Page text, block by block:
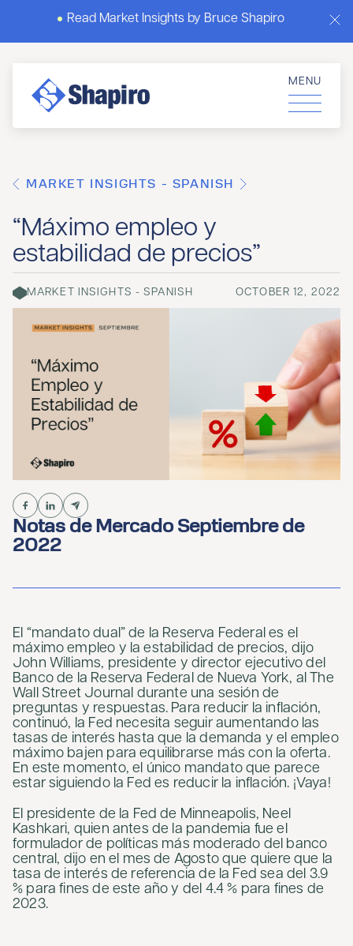
Read Market Insights by Bruce Shapiro
MENU
MARKET INSIGHTS - SPANISH
“Máximo empleo y
estabilidad de precios”
MARKET INSIGHTS - SPANISH OCTOBER 12, 2022
Notas de Mercado Septiembre de
2022
El “mandato dual” de la Reserva Federal es el
máximo empleo y la estabilidad de precios, dijo
John Williams, presidente y director ejecutivo del
Banco de la Reserva Federal de Nueva York, al The
Wall Street Journal durante una sesión de
preguntas y respuestas. Para reducir la inflación,
continuó, la Fed necesita seguir aumentando las
tasas de interés hasta que la demanda y el empleo
máximo bajen para equilibrarse más con la oferta.
En este momento, el único mandato que parece
estar siguiendo la Fed es reducir la inflación. ¡Vaya!
El presidente de la Fed de Minneapolis, Neel
Kashkari, quien antes de la pandemia fue el
formulador de políticas más moderado del banco
central, dijo en el mes de Agosto que quiere que la
tasa de interés de referencia de la Fed sea del 3.9
% para fines de este año y del 4.4 % para fines de
2023.